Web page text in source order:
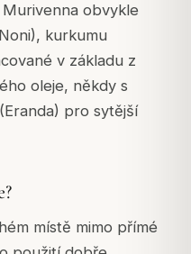
Murivenna obvykle
kurkumu
v základu z
oleje, někdy s
pro sytější
místě mimo přímé